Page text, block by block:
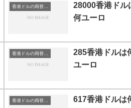
28000香港ドル
何ユーロ
285香港ドルは
ユーロ
617香港ドルは